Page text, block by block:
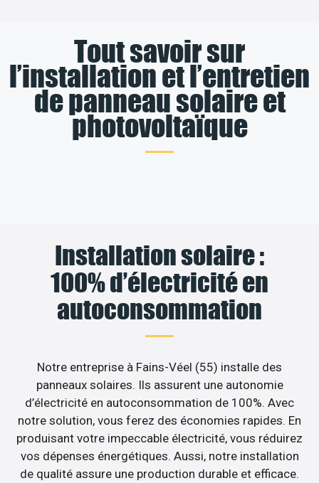
Tout savoir sur
l’installation et l’entretien
de panneau solaire et
photovoltaïque
Installation solaire :
100% d’électricité en
autoconsommation
Notre entreprise à Fains-Véel (55) installe des
panneaux solaires. Ils assurent une autonomie
d’électricité en autoconsommation de 100%. Avec
notre solution, vous ferez des économies rapides. En
produisant votre impeccable électricité, vous réduirez
vos dépenses énergétiques. Aussi, notre installation
de qualité assure une production durable et efficace.